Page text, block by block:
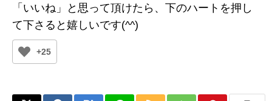
「いいね」と思って頂けたら、下のハートを押し
て下さると嬉しいです(^^)
+25